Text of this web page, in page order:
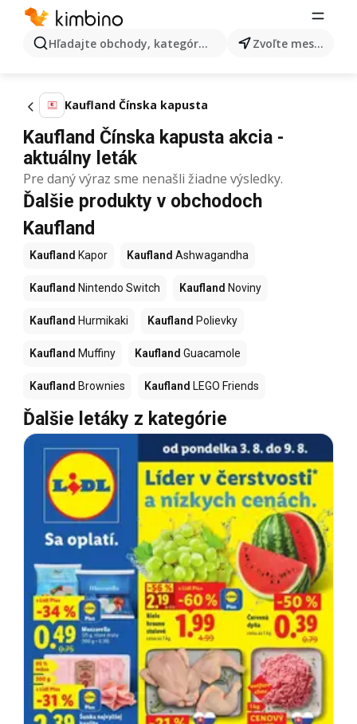
Hľadajte obchody, kategórie, produkty... Zvoľte mesto
Kaufland Čínska kapusta
Kaufland Čínska kapusta akcia -
aktuálny leták
Pre daný výraz sme nenašli žiadne výsledky.
Ďalšie produkty v obchodoch
Kaufland
Kaufland Kapor Kaufland Ashwagandha
Kaufland Nintendo Switch Kaufland Noviny
Kaufland Hurmikaki Kaufland Polievky
Kaufland Muffiny Kaufland Guacamole
Kaufland Brownies Kaufland LEGO Friends
Ďalšie letáky z kategórie